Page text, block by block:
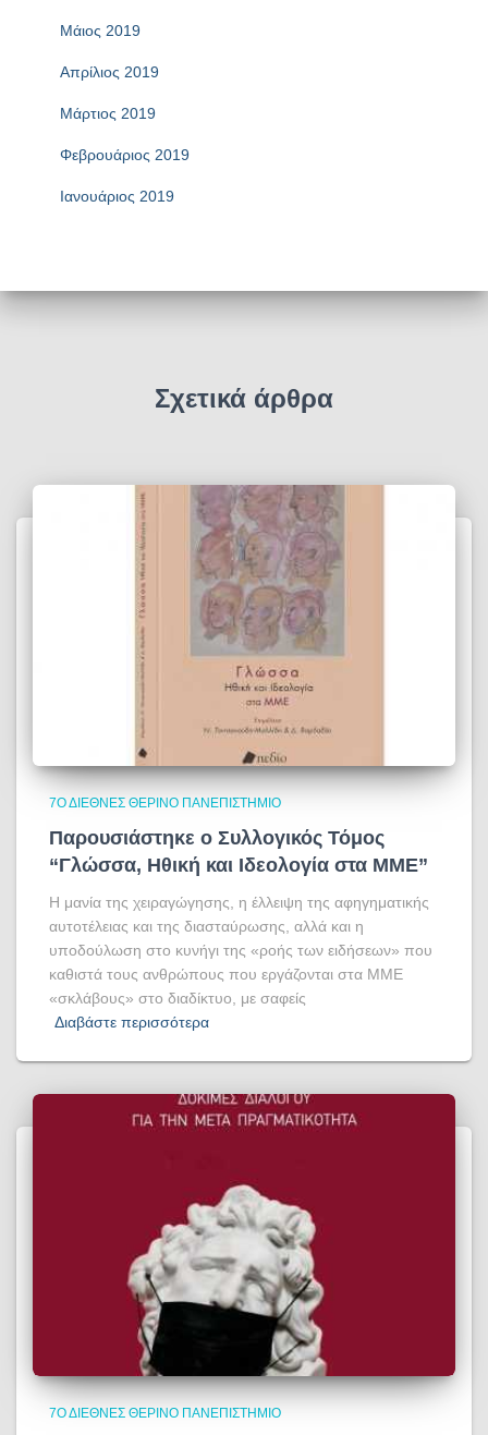
Μάιος 2019
Απρίλιος 2019
Μάρτιος 2019
Φεβρουάριος 2019
Ιανουάριος 2019
Σχετικά άρθρα
7Ο ΔΙΕΘΝΈΣ ΘΕΡΙΝΌ ΠΑΝΕΠΙΣΤΉΜΙΟ
Παρουσιάστηκε ο Συλλογικός Τόμος
“Γλώσσα, Ηθική και Ιδεολογία στα ΜΜΕ”
Η μανία της χειραγώγησης, η έλλειψη της αφηγηματικής
αυτοτέλειας και της διασταύρωσης, αλλά και η
υποδούλωση στο κυνήγι της «ροής των ειδήσεων» που
καθιστά τους ανθρώπους που εργάζονται στα ΜΜΕ
«σκλάβους» στο διαδίκτυο, με σαφείς
Διαβάστε περισσότερα
7Ο ΔΙΕΘΝΈΣ ΘΕΡΙΝΌ ΠΑΝΕΠΙΣΤΉΜΙΟ